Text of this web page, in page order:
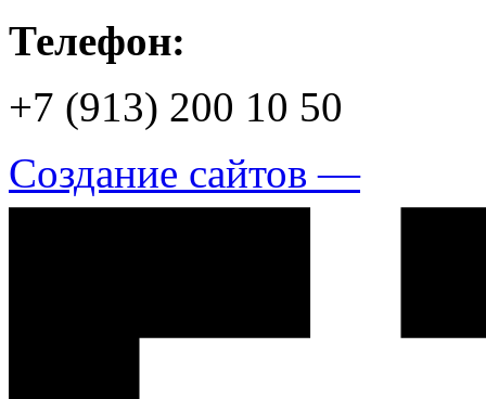
Телефон:
+7 (913) 200 10 50
Создание сайтов —